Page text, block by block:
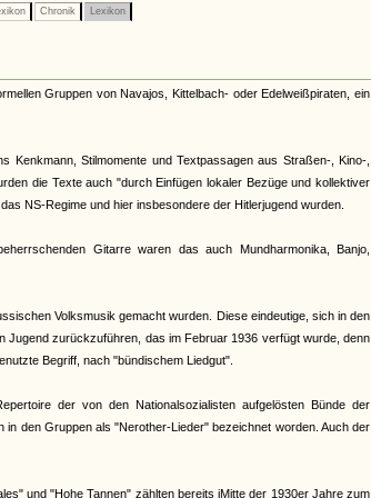
Chronik Lexikon
Gruppen von Navajos, Kittelbach- oder Edelweißpiraten, ein
Kenkmann, Stilmomente und Textpassagen aus Straßen-, Kino-,
die Texte auch "durch Einfügen lokaler Bezüge und kollektiver
NS-Regime und hier insbesondere der Hitlerjugend wurden.
Gitarre waren das auch Mundharmonika, Banjo,
Volksmusik gemacht wurden. Diese eindeutige, sich in den
Jugend zurückzuführen, das im Februar 1936 verfügt wurde, denn
Begriff, nach "bündischem Liedgut".
der von den Nationalsozialisten aufgelösten Bünde der
den Gruppen als "Nerother-Lieder" bezeichnet worden. Auch der
und "Hohe Tannen" zählten bereits iMitte der 1930er Jahre zum